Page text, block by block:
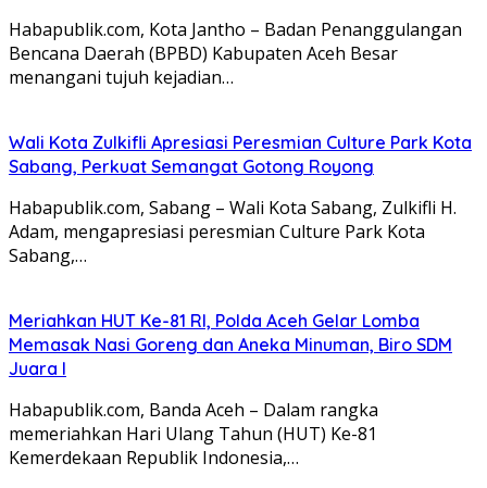
Habapublik.com, Kota Jantho – Badan Penanggulangan
Bencana Daerah (BPBD) Kabupaten Aceh Besar
menangani tujuh kejadian…
Wali Kota Zulkifli Apresiasi Peresmian Culture Park Kota
Sabang, Perkuat Semangat Gotong Royong
Habapublik.com, Sabang – Wali Kota Sabang, Zulkifli H.
Adam, mengapresiasi peresmian Culture Park Kota
Sabang,…
Meriahkan HUT Ke-81 RI, Polda Aceh Gelar Lomba
Memasak Nasi Goreng dan Aneka Minuman, Biro SDM
Juara I
Habapublik.com, Banda Aceh – Dalam rangka
memeriahkan Hari Ulang Tahun (HUT) Ke-81
Kemerdekaan Republik Indonesia,…